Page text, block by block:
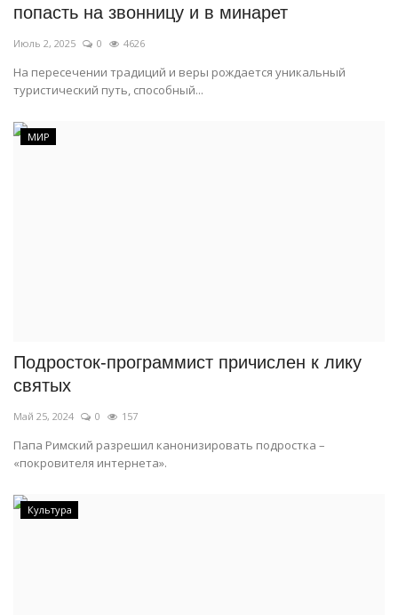
попасть на звонницу и в минарет
Июль 2, 2025 0 4626
На пересечении традиций и веры рождается уникальный
туристический путь, способный...
МИР
Подросток-программист причислен к лику
святых
Май 25, 2024 0 157
Папа Римский разрешил канонизировать подростка –
«покровителя интернета».
Культура